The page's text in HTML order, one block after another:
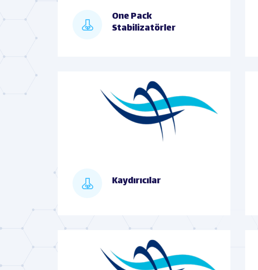
One Pack
Stabilizatörler
Kaydırıcılar